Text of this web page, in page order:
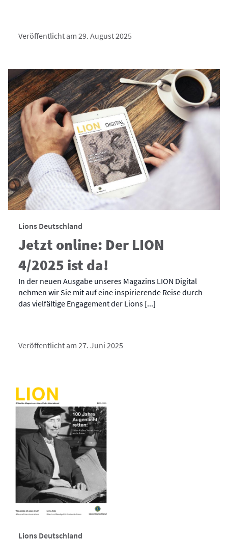
Veröffentlicht am 29. August 2025
Lions Deutschland
Jetzt online: Der LION
4/2025 ist da!
In der neuen Ausgabe unseres Magazins LION Digital
nehmen wir Sie mit auf eine inspirierende Reise durch
das vielfältige Engagement der Lions [...]
Veröffentlicht am 27. Juni 2025
Lions Deutschland